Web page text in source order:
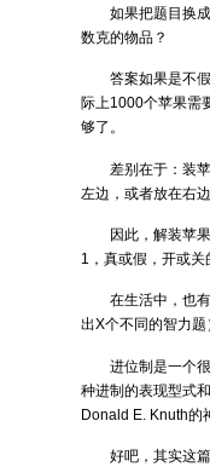
如果把题目换
数克的物品？
答案如果是不
际上1000个苹果需
够了。
差别在于：装
左边，或者放在右
因此，解装苹
1，真或假，开或
在生活中，也
出X个不同的智力
进位制是一个
种进制的表现型式
Donald E. Knuth的
好吧，其实这